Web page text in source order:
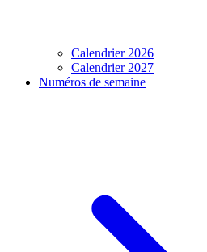
Calendrier 2026
Calendrier 2027
Numéros de semaine